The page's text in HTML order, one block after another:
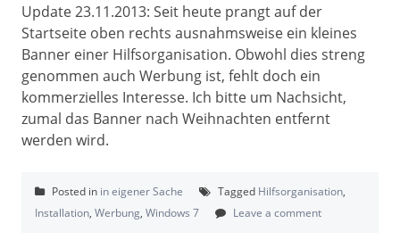
Update 23.11.2013: Seit heute prangt auf der
Startseite oben rechts ausnahmsweise ein kleines
Banner einer Hilfsorganisation. Obwohl dies streng
genommen auch Werbung ist, fehlt doch ein
kommerzielles Interesse. Ich bitte um Nachsicht,
zumal das Banner nach Weihnachten entfernt
werden wird.
Posted in in eigener Sache Tagged Hilfsorganisation,
Installation, Werbung, Windows 7 Leave a comment